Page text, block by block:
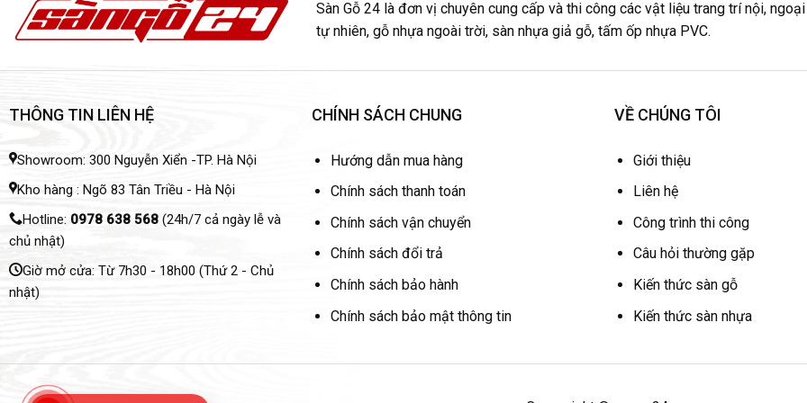
Sàn Gỗ 24 là đơn vị chuyên cung cấp và thi công các vật liệu trang trí nội,
tự nhiên, gỗ nhựa ngoài trời, sàn nhựa giả gỗ, tấm ốp nhựa PVC.
THÔNG TIN LIÊN HỆ
Showroom: 300 Nguyễn Xiển -TP. Hà Nội
Kho hàng : Ngõ 83 Tân Triều - Hà Nội
Hotline: 0978 638 568(24h/7 cả ngày lễ và
chủ nhật)
Giờ mở cửa: Từ 7h30 - 18h00 (Thứ 2 - Chủ
nhật)
CHÍNH SÁCH CHUNG
Hướng dẫn mua hàng
Chính sách thanh toán
Chính sách vận chuyển
Chính sách đổi trả
Chính sách bảo hành
Chính sách bảo mật thông tin
VỀ CHÚNG TÔI
Giới thiệu
Liên hệ
Công trình thi công
Câu hỏi thường gặp
Kiến thức sàn gỗ
Kiến thức sàn nhựa